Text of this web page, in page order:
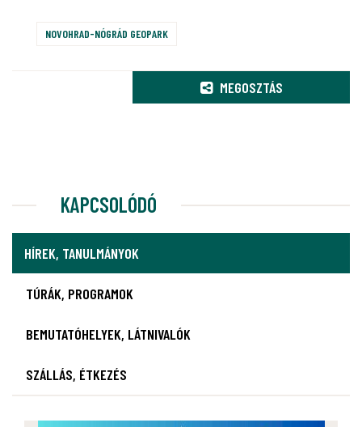
NOVOHRAD-NÓGRÁD GEOPARK
MEGOSZTÁS
KAPCSOLÓDÓ
HÍREK, TANULMÁNYOK
TÚRÁK, PROGRAMOK
BEMUTATÓHELYEK, LÁTNIVALÓK
SZÁLLÁS, ÉTKEZÉS